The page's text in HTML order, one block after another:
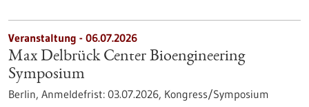
Veranstaltung - 06.07.2026
Max Delbrück Center Bioengineering
Symposium
Berlin, Anmeldefrist: 03.07.2026, Kongress/Symposium